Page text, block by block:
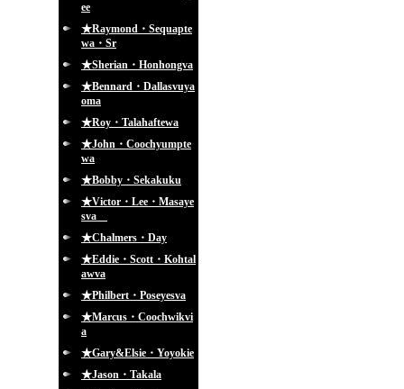
ee
★Raymond・Sequapte
wa・Sr
★Sherian・Honhongva
★Bennard・Dallasvuya
oma
★Roy・Talahaftewa
★John・Coochyumpte
wa
★Bobby・Sekakuku
★Victor・Lee・Masaye
sva
★Chalmers・Day
★Eddie・Scott・Kohtal
awva
★Philbert・Poseyesva
★Marcus・Coochwikvi
a
★Gary&Elsie・Yoyokie
★Jason・Takala